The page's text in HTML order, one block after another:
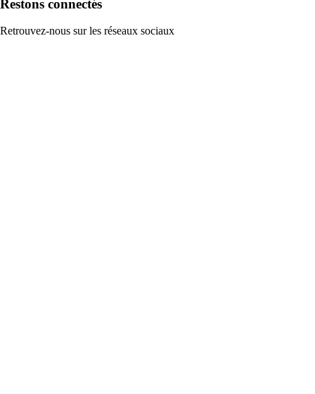
Restons connectés
Retrouvez-nous sur les réseaux sociaux